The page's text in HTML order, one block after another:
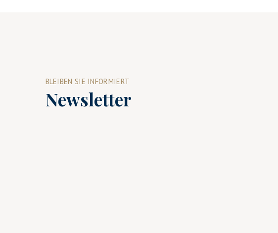
BLEIBEN SIE INFORMIERT
Newsletter